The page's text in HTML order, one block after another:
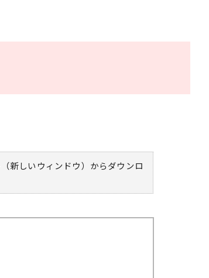
新しいウィンドウ） からダウンロ